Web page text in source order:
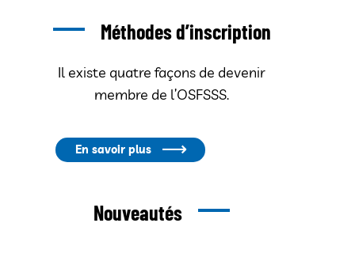
Méthodes d’inscription
Il existe quatre façons de devenir
membre de l’OSFSSS.
En savoir plus
Nouveautés